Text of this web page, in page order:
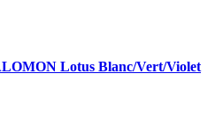
Lotus Blanc/Vert/Violet